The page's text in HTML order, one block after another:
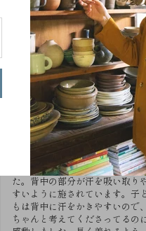
Sort by
11/25/
匿名
寄り添ってくれるパジャマ屋さん
キッズ用のパジャマを購入しま
た。背中の部分が汗を吸い取り
すいように施されています。子
もは背中に汗をかきやすいので、
ちゃんと考えてくださってるのに